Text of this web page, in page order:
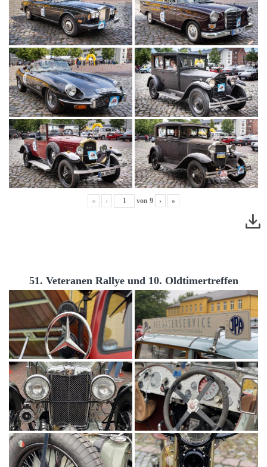
« ‹ von 9 › »
51. Veteranen Rallye und 10. Oldtimertreffen